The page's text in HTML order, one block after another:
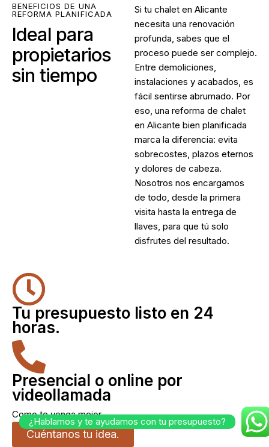
BENEFICIOS DE UNA
REFORMA PLANIFICADA
Ideal para
propietarios
sin tiempo
Si tu chalet en Alicante
necesita una renovación
profunda, sabes que el
proceso puede ser complejo.
Entre demoliciones,
instalaciones y acabados, es
fácil sentirse abrumado. Por
eso, una reforma de chalet
en Alicante bien planificada
marca la diferencia: evita
sobrecostes, plazos eternos
y dolores de cabeza.
Nosotros nos encargamos
de todo, desde la primera
visita hasta la entrega de
llaves, para que tú solo
disfrutes del resultado.
Tu presupuesto listo en 24
horas.
Presencial o online por
videollamada
Como te venga mejor.
Cuéntanos tu idea.
¿Hablamos y te ayudamos con tu presupuesto?